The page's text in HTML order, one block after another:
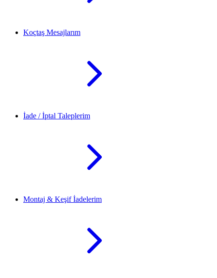
Koçtaş Mesajlarım
İade / İptal Taleplerim
Montaj & Keşif İadelerim